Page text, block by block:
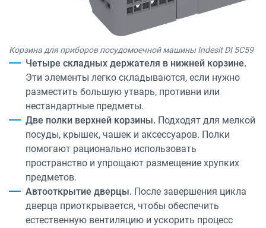
Корзина для приборов посудомоечной машины Indesit DI 5C59
Четыре складных держателя в нижней корзине.
Эти элементы легко складываются, если нужно
разместить большую утварь, противни или
нестандартные предметы.
Две полки верхней корзины. Подходят для мелкой
посуды, крышек, чашек и аксессуаров. Полки
помогают рационально использовать
пространство и упрощают размещение хрупких
предметов.
Автооткрытие дверцы. После завершения цикла
дверца приоткрывается, чтобы обеспечить
естественную вентиляцию и ускорить процесс